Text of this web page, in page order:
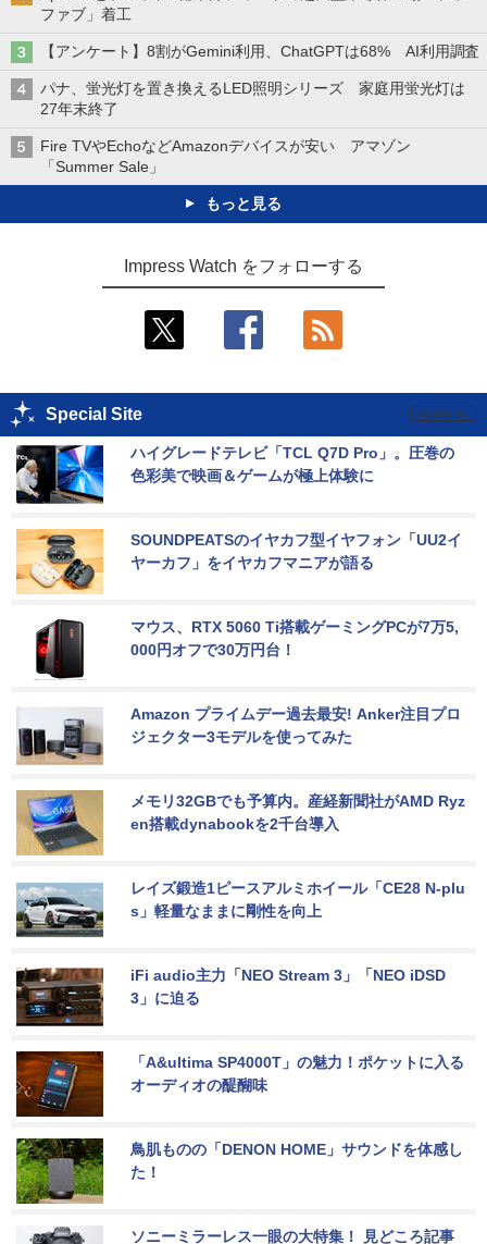
ファブ」着工
【アンケート】8割がGemini利用、ChatGPTは68% AI利用調査
パナ、蛍光灯を置き換えるLED照明シリーズ 家庭用蛍光灯は
27年末終了
Fire TVやEchoなどAmazonデバイスが安い アマゾン
「Summer Sale」
もっと見る
Impress Watch をフォローする
Special Site
ハイグレードテレビ「TCL Q7D Pro」。圧巻の
色彩美で映画＆ゲームが極上体験に
SOUNDPEATSのイヤカフ型イヤフォン「UU2イ
ヤーカフ」をイヤカフマニアが語る
マウス、RTX 5060 Ti搭載ゲーミングPCが7万5,
000円オフで30万円台！
Amazon プライムデー過去最安! Anker注目プロ
ジェクター3モデルを使ってみた
メモリ32GBでも予算内。産経新聞社がAMD Ryz
en搭載dynabookを2千台導入
レイズ鍛造1ピースアルミホイール「CE28 N-plu
s」軽量なままに剛性を向上
iFi audio主力「NEO Stream 3」「NEO iDSD
3」に迫る
「A&ultima SP4000T」の魅力！ポケットに入る
オーディオの醍醐味
鳥肌ものの「DENON HOME」サウンドを体感し
た！
ソニーミラーレス一眼の大特集！ 見どころ記事